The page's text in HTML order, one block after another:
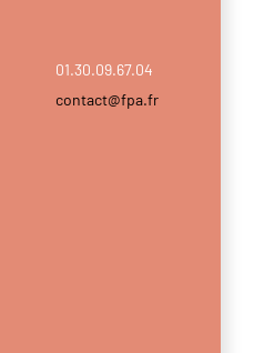
01.30.09.67.04
contact@fpa.fr